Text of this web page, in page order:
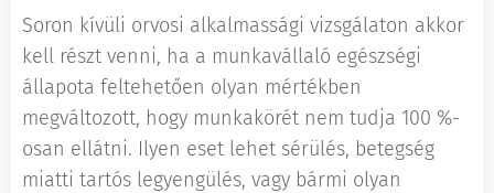
Soron kívüli orvosi alkalmassági vizsgálaton akkor
kell részt venni, ha a munkavállaló egészségi
állapota feltehetően olyan mértékben
megváltozott, hogy munkakörét nem tudja 100 %-
osan ellátni. Ilyen eset lehet sérülés, betegség
miatti tartós legyengülés, vagy bármi olyan